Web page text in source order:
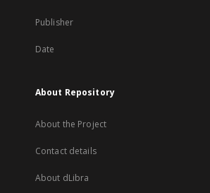
Publisher
Date
About Repository
About the Project
Contact details
About dLibra